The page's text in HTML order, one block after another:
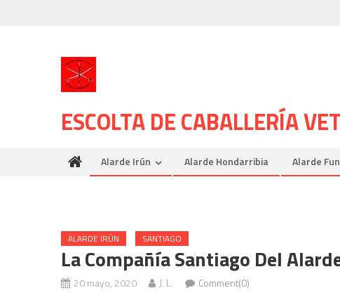
ESCOLTA DE CABALLERÍA
Alarde Irún Alarde Hondarribia Alarde
ALARDE IRÚN SANTIAGO
La Compañía Santiago Del
20 mayo, 2020 J. L. Comment(0)